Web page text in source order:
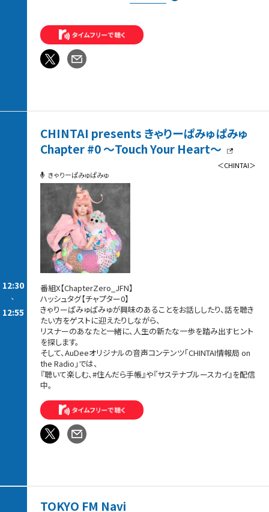
津田さんに話して欲しいこと、津田さんへの質問、
現在、番組メンバーシップコンテンツ『裏SPEA/KING』では
「おつかれサマーギフトキャンペーン」を開催中１
8月1日(土)0:00～8月31日(金)23:59の期間内に
必ず応募フォームからのご応募をお忘れなく！
皆様のご応募をお待ちしております！
https://audee-membership.jp/tsuda-
speaking/articles/news/arRPXR964zaFRuijXLwZTaWL
12:30
-
12:55
CHINTAI presents きゃりーぱみゅぱみゅ
Chapter #0 ～Touch Your Heart～
＜CHINTAI＞
きゃりーぱみゅぱみゅ
番組X【ChapterZero_JFN】
ハッシュタグ【チャプター0】
きゃりーぱみゅぱみゅが興味のあることをお話ししたり、話を聴き
たい方をゲストに迎えたりしながら、
リスナーのあなたと一緒に、人生の新たな一歩を踏み出すヒント
を探します。
そして、AuDeeオリジナルの音声コンテンツ「CHINTAI情報局 on
the Radio」では、
『聴いて楽しむ、#住んだら手帳』や『サステナブルースカイ』を配信
中。
TOKYO FM Navi